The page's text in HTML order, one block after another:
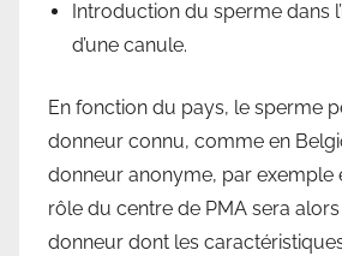
Introduction du sperme dans
d’une canule.
En fonction du pays, le sperme
donneur connu, comme en
donneur anonyme, par exemple
rôle du centre de PMA sera
donneur dont les